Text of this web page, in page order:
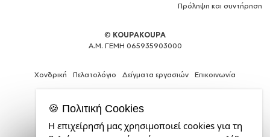
Πρόληψη και συντήρηση
© KOUPAKOUPA
Α.Μ. ΓΕΜΗ 065935903000
Χονδρική Πελατολόγιο Δείγματα εργασιών Επικοινωνία
Expert
🍪 Πολιτική Cookies
Η επιχείρησή μας χρησιμοποιεί cookies για τη